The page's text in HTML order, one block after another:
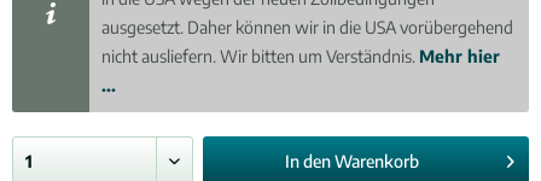
ausgesetzt. Daher können wir in die USA vorübergehend
nicht ausliefern. Wir bitten um Verständnis. Mehr hier
...
In denWarenkorb